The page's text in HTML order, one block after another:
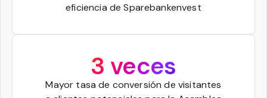
eficiencia de Sparebankenvest
3 veces
Mayor tasa de conversión de visitantes